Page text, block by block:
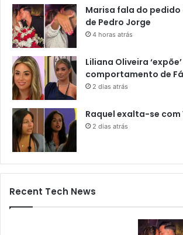
Marisa fala do
de Pedro Jorge
4 horas atrás
Liliana Oliveira ‘expõe’
comportamento de
2 dias atrás
Raquel exalta-se com
2 dias atrás
Recent Tech News